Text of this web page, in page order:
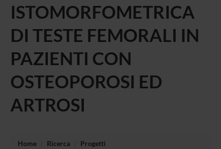
ISTOMORFOMETRICA
DI TESTE FEMORALI IN
PAZIENTI CON
OSTEOPOROSI ED
ARTROSI
Home Ricerca
Progetti